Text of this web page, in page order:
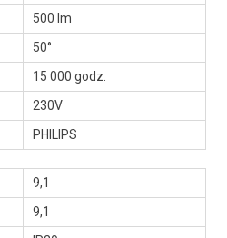
500 lm
50°
15 000 godz.
230V
PHILIPS
9,1
9,1